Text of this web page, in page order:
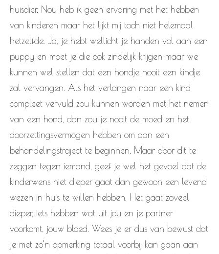
huisdier. Nou heb ik geen ervaring met het hebben
van kinderen maar het lijkt mij toch niet helemaal
hetzelfde. Ja, je hebt wellicht je handen vol aan een
puppy en moet je die ook zindelijk krijgen maar we
kunnen wel stellen dat een hondje nooit een kindje
zal vervangen. Als het verlangen naar een kind
compleet vervuld zou kunnen worden met het nemen
van een hond, dan zou je nooit de moed en het
doorzettingsvermogen hebben om aan een
behandelingstraject te beginnen. Maar door dit te
zeggen tegen iemand, geef je wel het gevoel dat de
kinderwens niet dieper gaat dan gewoon een levend
wezen in huis te willen hebben. Het gaat zoveel
dieper, iets hebben wat uit jou en je partner
voorkomt, jouw bloed. Wees je er dus van bewust dat
je met zo’n opmerking totaal voorbij kan gaan aan